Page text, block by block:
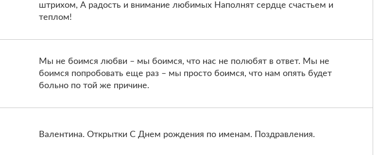
штрихом, А радость и внимание любимых Наполнят сердце счастьем и
теплом!
Мы не боимся любви – мы боимся, что нас не полюбят в ответ. Мы не
боимся попробовать еще раз – мы просто боимся, что нам опять будет
больно по той же причине.
Валентина. Открытки С Днем рождения по именам. Поздравления.